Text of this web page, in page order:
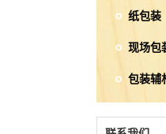
纸包装
现场包
包装辅